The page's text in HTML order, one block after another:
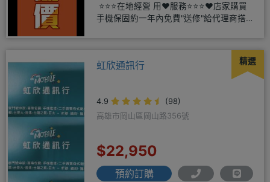
⭐⭐⭐在地經營 用❤️服務⭐⭐⭐❤️店家購買
手機保固約一年內免費"送修"給代理商搭
精選
虹欣通訊行
4.9
(98)
高雄市岡山區岡山路356號
$22,950
預約訂購